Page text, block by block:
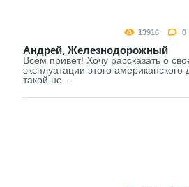
13916 0
Андрей, Железнодорожный
Всем привет! Хочу рассказать о
эксплуатации этого
такой не...